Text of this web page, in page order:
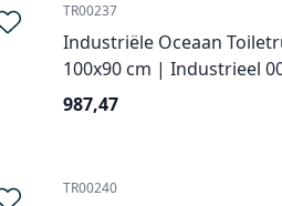
TR00237
Industriële Oceaan
100x90 cm | Industrieel
987,47
TR00240